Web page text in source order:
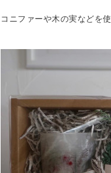
コニファーや木の実などを